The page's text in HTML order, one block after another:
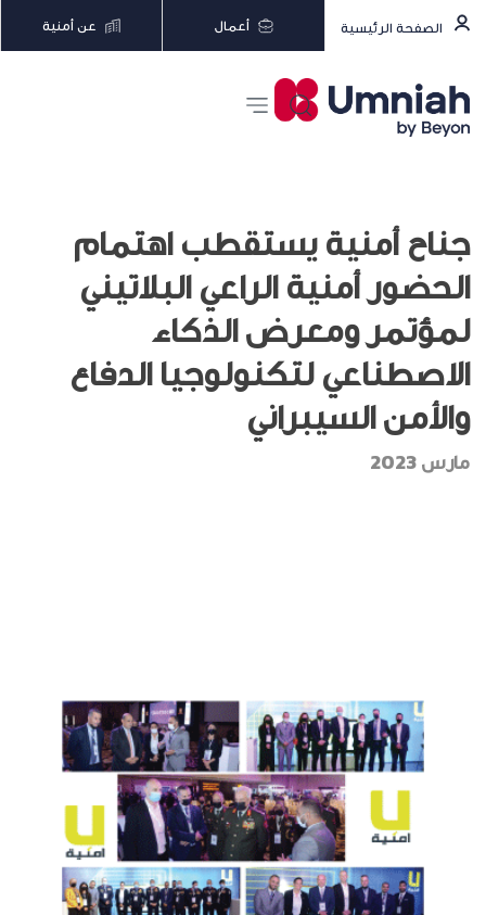
الصفحة الرئيسية أعمال عن أمنية
جناح أمنية يستقطب اهتمام
الحضور أمنية الراعي البلاتيني
لمؤتمر ومعرض الذكاء
الاصطناعي لتكنولوجيا الدفاع
والأمن السيبراني
مارس 2023